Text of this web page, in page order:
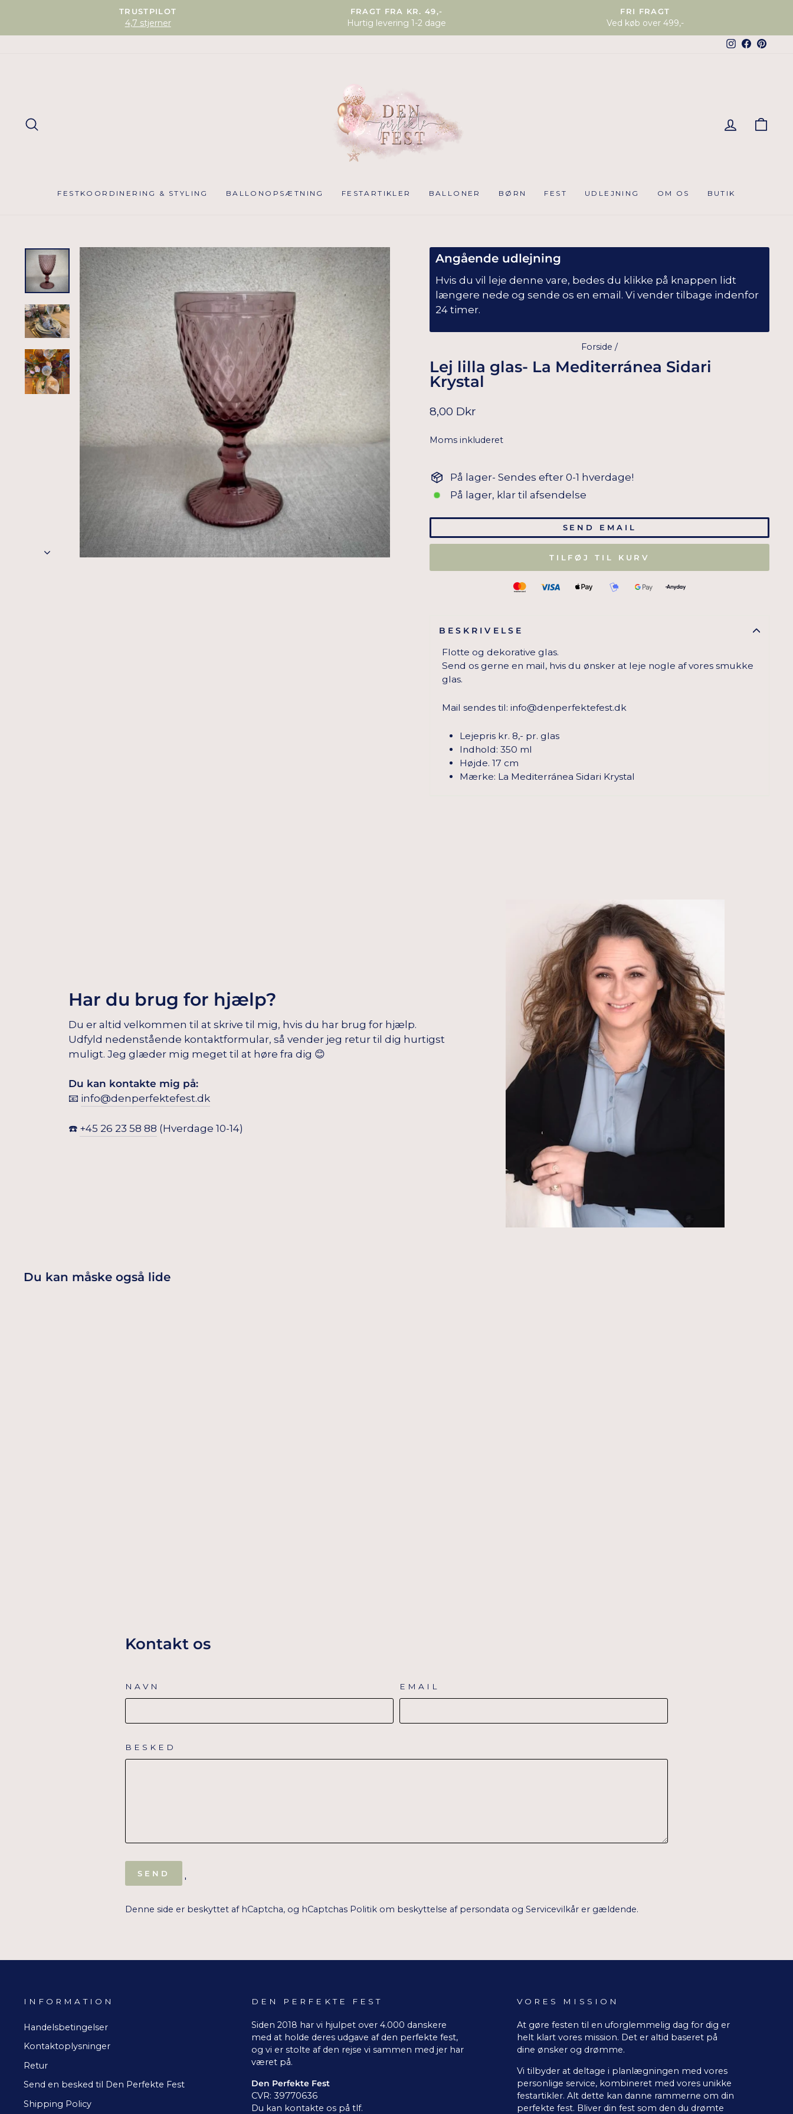
TRUSTPILOT
4,7 stjerner
FRAGT FRA KR. 49,-
Hurtig levering 1-2 dage
FRI FRAGT
Ved køb over 499,-
Instagram
FESTKOORDINERING & STYLING BALLONOPSÆTNING FESTARTIKLER BALLONER BØRN FEST UDLEJNING OM OS BUTIK
Angående udlejning
Hvis du vil leje denne vare, bedes du klikke på knappen lidt
længere nede og sende os en email. Vi vender tilbage indenfor
24 timer.
Forside /
Lej lilla glas- La Mediterránea Sidari
Krystal
Normal
8,00 Dkr
Moms inkluderet
På lager- Sendes efter 0-1 hverdage!
På lager, klar til afsendelse
SEND EMAIL
TILFØJ TIL KURV
BESKRIVELSE
Flotte og dekorative glas.
Send os gerne en mail, hvis du ønsker at leje nogle af vores smukke
glas.
Mail sendes til: info@denperfektefest.dk
Lejepris kr. 8,- pr. glas
Indhold: 350 ml
Højde. 17 cm
Mærke: La Mediterránea Sidari Krystal
Har du brug for hjælp?
Du er altid velkommen til at skrive til mig, hvis du har brug for hjælp.
Udfyld nedenstående kontaktformular, så vender jeg retur til dig hurtigst
muligt. Jeg glæder mig meget til at høre fra dig 😊
Du kan kontakte mig på:
📧 info@denperfektefest.dk
☎️ +45 26 23 58 88 (Hverdage 10-14)
Du kan måske også lide
Kontakt os
NAVN EMAIL
BESKED
SEND
'
Denne side er beskyttet af hCaptcha, og hCaptchas Politik om beskyttelse af persondata og Servicevilkår er gældende.
INFORMATION
Handelsbetingelser
Kontaktoplysninger
Retur
Send en besked til Den Perfekte Fest
Shipping Policy
DEN PERFEKTE FEST
Siden 2018 har vi hjulpet over 4.000 danskere
med at holde deres udgave af den perfekte fest,
og vi er stolte af den rejse vi sammen med jer har
været på.
Den Perfekte Fest
CVR: 39770636
Du kan kontakte os på tlf.
VORES MISSION
At gøre festen til en uforglemmelig dag for dig er
helt klart vores mission. Det er altid baseret på
dine ønsker og drømme.
Vi tilbyder at deltage i planlægningen med vores
personlige service, kombineret med vores unikke
festartikler. Alt dette kan danne rammerne om din
perfekte fest. Bliver din fest som den du drømte